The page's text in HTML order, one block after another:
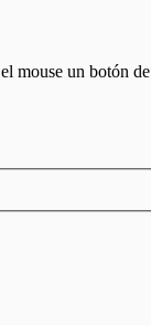
mouse un botón